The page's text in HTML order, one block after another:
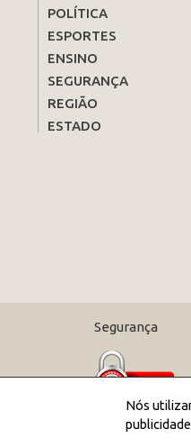
POLÍTICA
ESPORTES
ENSINO
SEGURANÇA
REGIÃO
ESTADO
Segurança
Nós